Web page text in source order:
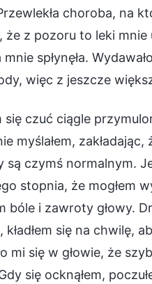
choroba, na
że z pozoru to leki
spłynęła.
więc z jeszcze
czuć ciągle
myślałem,
są czymś normalnym.
stopnia, że mogłem
bóle i zawroty głowy.
się na chwilę,
mi się w głowie, że
się ocknąłem,